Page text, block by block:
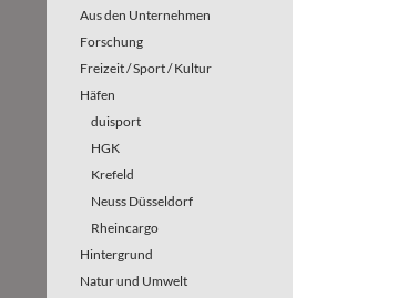
Aus den Unternehmen
Forschung
Freizeit / Sport / Kultur
Häfen
duisport
HGK
Krefeld
Neuss Düsseldorf
Rheincargo
Hintergrund
Natur und Umwelt